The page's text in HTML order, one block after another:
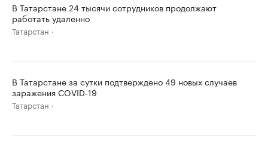
В Татарстане 24 тысячи сотрудников продолжают
работать удаленно
Татарстан
В Татарстане за сутки подтверждено 49 новых случаев
заражения COVID-19
Татарстан